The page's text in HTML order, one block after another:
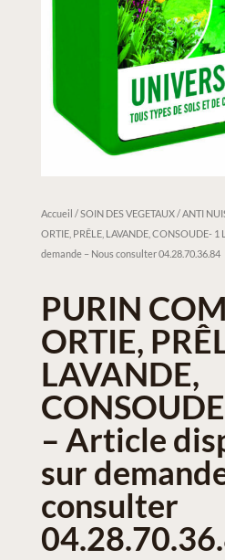
Accueil /SOIN DES VEGETAUX / ANTI
ORTIE, PRÊLE, LAVANDE, CONSOUDE-
demande – Nous consulter 04.28.70.36.84
PURIN
ORTIE,
LAVANDE,
– Article
sur
consulter